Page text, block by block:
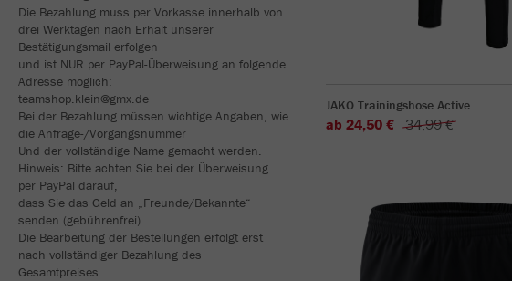
Die Bezahlung muss per Vorkasse innerhalb von
drei Werktagen nach Erhalt unserer
Bestätigungsmail erfolgen
und ist NUR per PayPal-Überweisung an folgende
Adresse möglich:
teamshop.klein@gmx.de
Bei der Bezahlung müssen wichtige Angaben, wie
die Anfrage-/Vorgangsnummer
Und der vollständige Name gemacht werden.
Hinweis: Bitte achten Sie bei der Überweisung
per PayPal darauf,
dass Sie das Geld an „Freunde/Bekannte“
senden (gebührenfrei).
Die Bearbeitung der Bestellungen erfolgt erst
nach vollständiger Bezahlung des
Gesamtpreises.
JAKO Trainingshose Active
ab 24,50 € 34,99 €